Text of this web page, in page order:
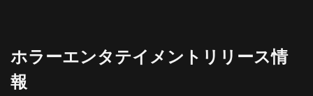
ホラーエンタテイメントリリース情
報